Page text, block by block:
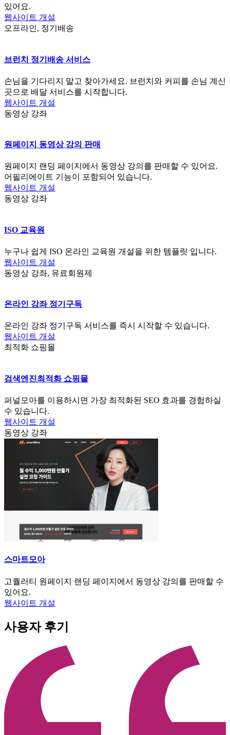
있어요.
웹사이트 개설
오프라인, 정기배송
브런치 정기배송 서비스
손님을 기다리지 말고 찾아가세요. 브런치와 커피를 손님 계신
곳으로 배달 서비스를 시작합니다.
웹사이트 개설
동영상 강좌
원페이지 동영상 강의 판매
원페이지 랜딩 페이지에서 동영상 강의를 판매할 수 있어요.
어필리에이트 기능이 포함되어 있습니다.
웹사이트 개설
동영상 강좌
ISO 교육원
누구나 쉽게 ISO 온라인 교육원 개설을 위한 템플릿 입니다.
웹사이트 개설
동영상 강좌, 유료회원제
온라인 강좌 정기구독
온라인 강좌 정기구독 서비스를 즉시 시작할 수 있습니다.
웹사이트 개설
최적화 쇼핑몰
검색엔진최적화 쇼핑몰
퍼널모아를 이용하시면 가장 최적화된 SEO 효과를 경험하실
수 있습니다.
웹사이트 개설
동영상 강좌
스마트모아
고퀄러티 원페이지 랜딩 페이지에서 동영상 강의를 판매할 수
있어요.
웹사이트 개설
사용자 후기